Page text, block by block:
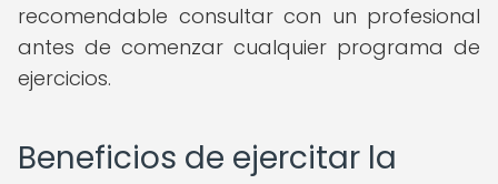
recomendable consultar con un profesional
antes de comenzar cualquier programa de
ejercicios.
Beneficios de ejercitar la